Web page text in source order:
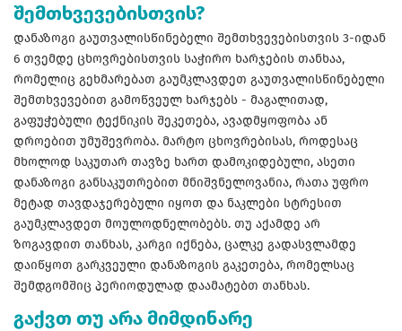
შემთხვევებისთვის?
დანაზოგი გაუთვალისწინებელი შემთხვევებისთვის 3-იდან
6 თვემდე ცხოვრებისთვის საჭირო ხარჯების თანხაა,
რომელიც გეხმარებათ გაუმკლავდეთ გაუთვალისწინებელი
შემთხვევებით გამოწვეულ ხარჯებს - მაგალითად,
გაფუჭებული ტექნიკის შეკეთება, ავადმყოფობა ან
დროებით უმუშევრობა. მარტო ცხოვრებისას, როდესაც
მხოლოდ საკუთარ თავზე ხართ დამოკიდებული, ასეთი
დანაზოგი განსაკუთრებით მნიშვნელოვანია, რათა უფრო
მეტად თავდაჯერებული იყოთ და ნაკლები სტრესით
გაუმკლავდეთ მოულოდნელობებს. თუ აქამდე არ
ზოგავდით თანხას, კარგი იქნება, ცალკე გადასვლამდე
დაიწყოთ გარკვეული დანაზოგის გაკეთება, რომელსაც
შემდგომშიც პერიოდულად დაამატებთ თანხას.
გაქვთ თუ არა მიმდინარე